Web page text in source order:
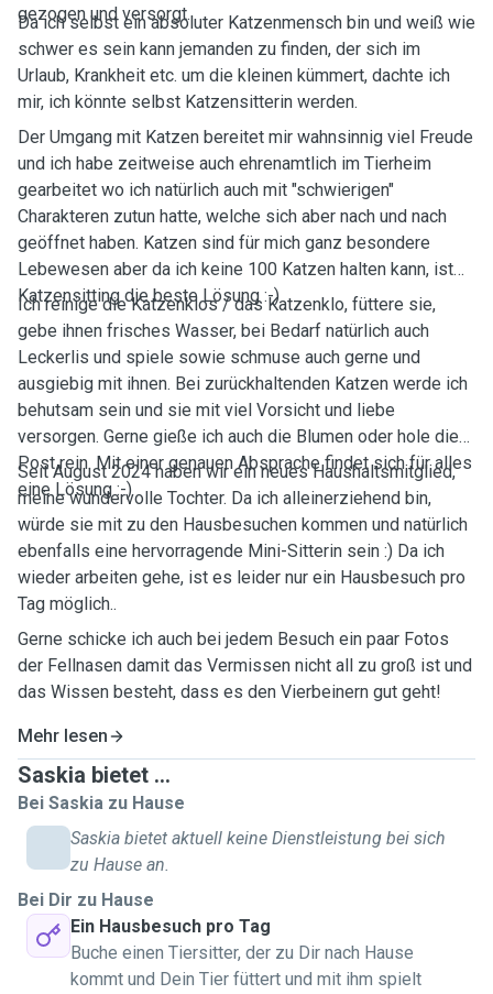
gezogen und versorgt.
Da ich selbst ein absoluter Katzenmensch bin und weiß wie
schwer es sein kann jemanden zu finden, der sich im
Urlaub, Krankheit etc. um die kleinen kümmert, dachte ich
mir, ich könnte selbst Katzensitterin werden.
Der Umgang mit Katzen bereitet mir wahnsinnig viel Freude
und ich habe zeitweise auch ehrenamtlich im Tierheim
gearbeitet wo ich natürlich auch mit "schwierigen"
Charakteren zutun hatte, welche sich aber nach und nach
geöffnet haben. Katzen sind für mich ganz besondere
Lebewesen aber da ich keine 100 Katzen halten kann, ist
Katzensitting die beste Lösung :-)
Ich reinige die Katzenklos / das Katzenklo, füttere sie,
gebe ihnen frisches Wasser, bei Bedarf natürlich auch
Leckerlis und spiele sowie schmuse auch gerne und
ausgiebig mit ihnen. Bei zurückhaltenden Katzen werde ich
behutsam sein und sie mit viel Vorsicht und liebe
versorgen. Gerne gieße ich auch die Blumen oder hole die
Post rein. Mit einer genauen Absprache findet sich für alles
eine Lösung :-)
Seit August 2024 haben wir ein neues Haushaltsmitglied,
meine wundervolle Tochter. Da ich alleinerziehend bin,
würde sie mit zu den Hausbesuchen kommen und natürlich
ebenfalls eine hervorragende Mini-Sitterin sein :) Da ich
wieder arbeiten gehe, ist es leider nur ein Hausbesuch pro
Tag möglich..
Gerne schicke ich auch bei jedem Besuch ein paar Fotos
der Fellnasen damit das Vermissen nicht all zu groß ist und
das Wissen besteht, dass es den Vierbeinern gut geht!
Mehr lesen
Saskia bietet ...
Bei Saskia zu Hause
Saskia bietet aktuell keine Dienstleistung bei sich
zu Hause an.
Bei Dir zu Hause
Ein Hausbesuch pro Tag
Buche einen Tiersitter, der zu Dir nach Hause
kommt und Dein Tier füttert und mit ihm spielt